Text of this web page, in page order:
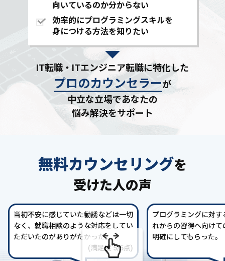
向いているのか分からない
効率的にプログラミングスキルを
身につける方法を知りたい
IT転職・ITエンジニア転職に特化した
プロのカウンセラーが
中立な立場であなたの
悩み解決をサポート
無料カウンセリングを
受けた人の声
当初不安に感じていた勧誘などは一切
なく、就職相談のような対応をしてい
ただいたのがありがたかった。
(満足度 5/5点)
プログラミングに対
れからの習得へ向け
明確にしてもらった。